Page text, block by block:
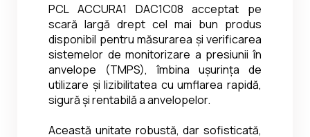
PCL ACCURA1 DAC1C08 acceptat pe
scară largă drept cel mai bun produs
disponibil pentru măsurarea și verificarea
sistemelor de monitorizare a presiunii în
anvelope (TMPS), îmbina ușurința de
utilizare și lizibilitatea cu umflarea rapidă,
sigură și rentabilă a anvelopelor.